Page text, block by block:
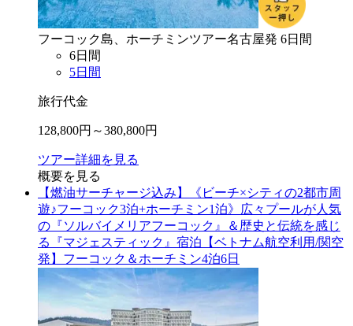
フーコック島、ホーチミンツアー名古屋発 6日間
6日間
5日間
旅行代金
128,800円～380,800円
ツアー詳細を見る
概要を見る
【燃油サーチャージ込み】《ビーチ×シティの2都市周
遊♪フーコック3泊+ホーチミン1泊》広々プールが人気
の『ソルバイメリアフーコック』＆歴史と伝統を感じ
る『マジェスティック』宿泊【ベトナム航空利用/関空
発】フーコック＆ホーチミン4泊6日